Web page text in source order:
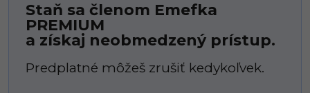
Staň sa členom Emefka
PREMIUM
a získaj neobmedzený prístup.
Predplatné môžeš zrušiť kedykoľvek.